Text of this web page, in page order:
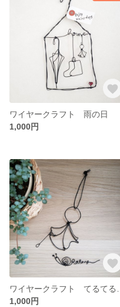
ワイヤークラフト 雨の日
1,000円
1,000円